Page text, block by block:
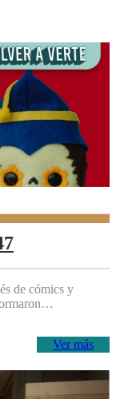
de cómics y
Ver más